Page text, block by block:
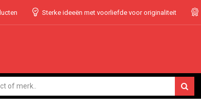
Sterke ideeën met voorliefde voor originaliteit